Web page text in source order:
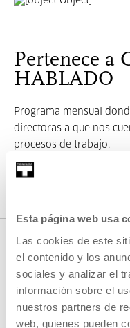
Esta página web usa
Las cookies de este
el contenido y los
sociales y analizar el
información sobre el
nuestros partners de
web, quienes pueden
Pertenece a
HABLADO
Programa mensual
directoras a que nos
procesos de trabajo.